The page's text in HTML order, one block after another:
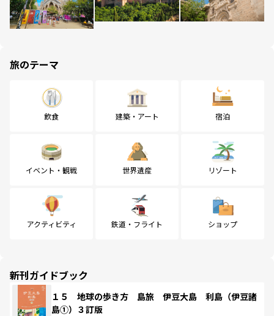
旅のテーマ
飲食 建築・アート 宿泊
イベント・観戦 世界遺産 リゾート
アクティビティ 鉄道・フライト ショップ
新刊ガイドブック
１５ 地球の歩き方 島旅 伊豆大島 利島（伊豆諸
島①）３訂版